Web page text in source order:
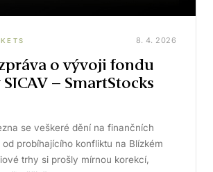
8. 4. 2026
o vývoji fondu
– SmartStocks
se veškeré dění na finančních
probíhajícího konfliktu na Blízkém
trhy si prošly mírnou korekcí,